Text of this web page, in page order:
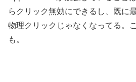
らクリック無効にできるし、既に
物理クリックじゃなくなってる。
も。